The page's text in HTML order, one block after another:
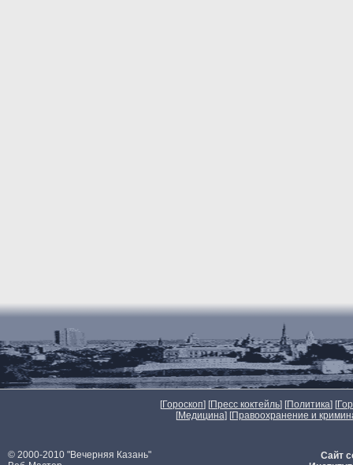
[Гороскоп] [Пресс коктейль] [Политика] [
[Медицина] [Правоохранение и
© 2000-2010 "Вечерняя Казань"
Сайт